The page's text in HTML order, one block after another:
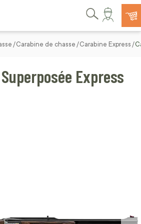
Rechercher
Carabine de chasse Carabine Express
Express